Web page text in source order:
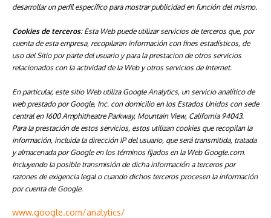
desarrollar un perfil específico para mostrar publicidad en función del mismo.
Cookies de terceros: Esta Web puede utilizar servicios de terceros que, por
cuenta de esta empresa, recopilaran información con fines estadísticos, de
uso del Sitio por parte del usuario y para la prestacion de otros servicios
relacionados con la actividad de la Web y otros servicios de Internet.
En particular, este sitio Web utiliza Google Analytics, un servicio analítico de
web prestado por Google, Inc. con domicilio en los Estados Unidos con sede
central en 1600 Amphitheatre Parkway, Mountain View, California 94043.
Para la prestación de estos servicios, estos utilizan cookies que recopilan la
información, incluida la dirección IP del usuario, que será transmitida, tratada
y almacenada por Google en los términos fijados en la Web Google.com.
Incluyendo la posible transmisión de dicha información a terceros por
razones de exigencia legal o cuando dichos terceros procesen la información
por cuenta de Google.
www.google.com/analytics/